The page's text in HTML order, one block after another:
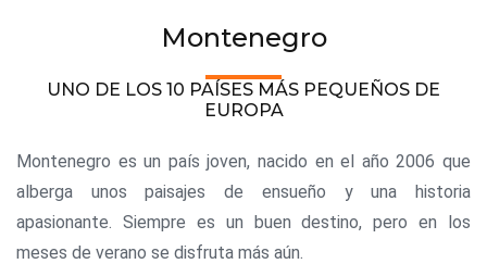
Montenegro
UNO DE LOS 10 PAÍSES MÁS PEQUEÑOS DE
EUROPA
Montenegro es un país joven, nacido en el año 2006 que
alberga unos paisajes de ensueño y una historia
apasionante. Siempre es un buen destino, pero en los
meses de verano se disfruta más aún.